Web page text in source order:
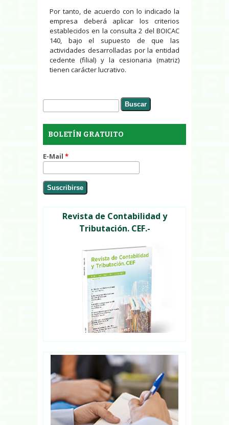
Por tanto, de acuerdo con lo indicado la
empresa deberá aplicar los criterios
establecidos en la consulta 2 del BOICAC
140, bajo el supuesto de que las
actividades desarrolladas por la entidad
cedente (filial) y la cesionaria (matriz)
tienen carácter lucrativo.
Formulario de búsqueda
Buscar
BOLETÍN GRATUITO
E-Mail *
Revista de Contabilidad y
Tributación. CEF.-